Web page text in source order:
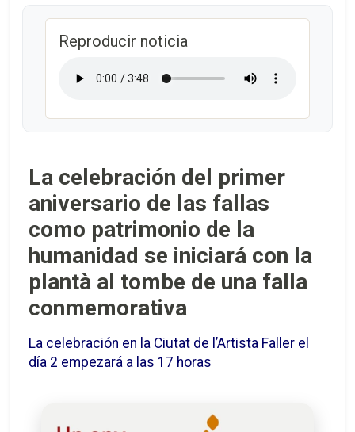
Reproducir noticia
La celebración del primer
aniversario de las fallas
como patrimonio de la
humanidad se iniciará con la
plantà al tombe de una falla
conmemorativa
La celebración en la Ciutat de l’Artista Faller el
día 2 empezará a las 17 horas